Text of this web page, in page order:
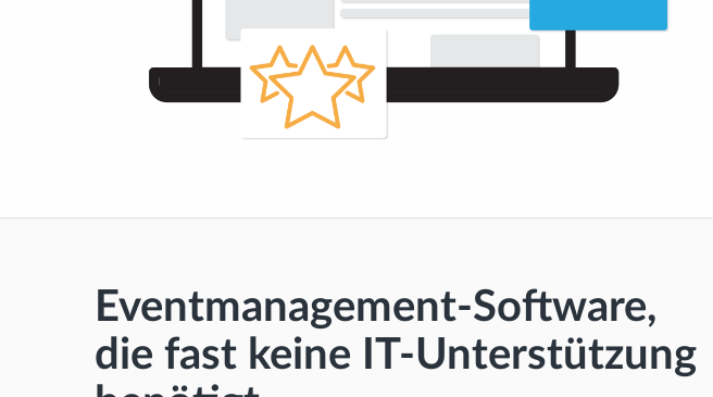
Eventmanagement-Software,
die fast keine IT-Unterstützung